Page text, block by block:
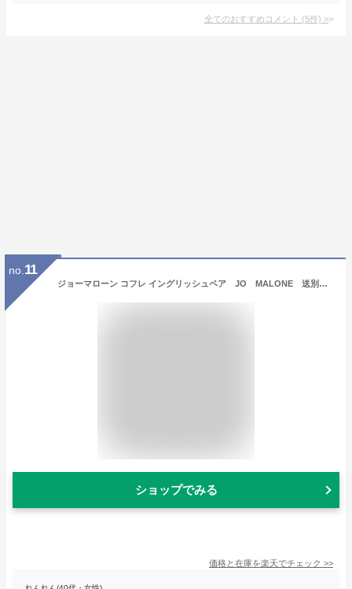
全てのおすすめコメント (5件) >
no. 11
ジョーマローン コフレ イングリッシュペア JO MALONE 送別会 お礼 ギフト 母の日 ギフト プレゼントに 祝い クリスマス バレンタイン ホワイトデー 母の日 バスオイル ＆ コロン
ショップでみる
価格と在庫を楽天でチェック >>